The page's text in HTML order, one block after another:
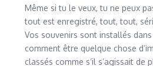
Même si tu le veux, tu ne peux
tout est enregistré, tout, tout,
Vos souvenirs sont installés
comment être quelque chose
classés comme s’il s’agissait